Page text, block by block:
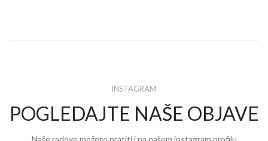
INSTAGRAM
POGLEDAJTE NAŠE OBJAVE